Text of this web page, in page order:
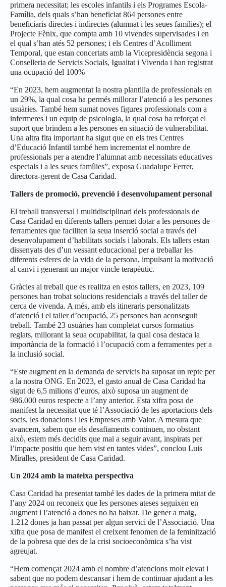
primera necessitat; les escoles infantils i els Programes Escola-
Família, dels quals s’han beneficiat 864 persones entre
beneficiaris directes i indirectes (alumnat i les seues famílies); el
Projecte Fènix, que compta amb 10 vivendes supervisades i en
el qual s’han atés 52 persones; i els Centres d’Acolliment
Temporal, que estan concertats amb la Vicepresidència segona i
Conselleria de Servicis Socials, Igualtat i Vivenda i han registrat
una ocupació del 100%
“En 2023, hem augmentat la nostra plantilla de professionals en
un 29%, la qual cosa ha permés millorar l’atenció a les persones
usuàries. També hem sumat noves figures professionals com a
infermeres i un equip de psicologia, la qual cosa ha reforçat el
suport que brindem a les persones en situació de vulnerabilitat.
Una altra fita important ha sigut que en els tres Centres
d’Educació Infantil també hem incrementat el nombre de
professionals per a atendre l’alumnat amb necessitats educatives
especials i a les seues famílies”, exposa Guadalupe Ferrer,
directora-gerent de Casa Caridad.
Tallers de promoció, prevenció i desenvolupament personal
El treball transversal i multidisciplinari dels professionals de
Casa Caridad en diferents tallers permet dotar a les persones de
ferramentes que faciliten la seua inserció social a través del
desenvolupament d’habilitats socials i laborals. Els tallers estan
dissenyats des d’un vessant educacional per a treballar les
diferents esferes de la vida de la persona, impulsant la motivació
al canvi i generant un major vincle terapèutic.
Gràcies al treball que es realitza en estos tallers, en 2023, 109
persones han trobat solucions residencials a través del taller de
cerca de vivenda. A més, amb els itineraris personalitzats
d’atenció i el taller d’ocupació, 25 persones han aconseguit
treball. També 23 usuàries han completat cursos formatius
reglats, millorant la seua ocupabilitat, la qual cosa destaca la
importància de la formació i l’ocupació com a ferramentes per a
la inclusió social.
“Este augment en la demanda de servicis ha suposat un repte per
a la nostra ONG. En 2023, el gasto anual de Casa Caridad ha
sigut de 6,5 milions d’euros, això suposa un augment de
986.000 euros respecte a l’any anterior. Esta xifra posa de
manifest la necessitat que té l’Associació de les aportacions dels
socis, les donacions i les Empreses amb Valor. A mesura que
avancem, sabem que els desafiaments continuen, no obstant
això, estem més decidits que mai a seguir avant, inspirats per
l’impacte positiu que hem vist en tantes vides”, conclou Luis
Miralles, president de Casa Caridad.
Un 2024 amb la mateixa perspectiva
Casa Caridad ha presentat també les dades de la primera mitat de
l’any 2024 on reconeix que les persones ateses seguixen en
augment i l’atenció a dones no ha baixat. De gener a maig,
1.212 dones ja han passat per algun servici de l’Associació. Una
xifra que posa de manifest el creixent fenomen de la feminització
de la pobresa que des de la crisi socioeconòmica s’ha vist
agreujat.
“Hem començat 2024 amb el nombre d’atencions molt elevat i
sabent que no podem descansar i hem de continuar ajudant a les